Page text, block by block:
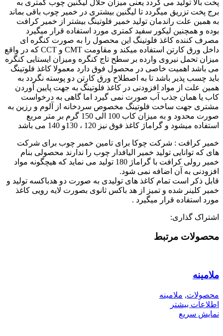
پخت بالا تولید می گردد یعنی میزان حلال لیگنین چوب کمتری به
برج پخت تزریق میگردد تا لیگنین بیشتری در خمیر چوب باقی بماند
به همین علت راندمان تولید خمیر فلوتینگ بیشتر از خمیر کرافت
بوده و همچنین لیکور سفید کمتری مورد استفاده قرار میگیرد
مصرف کننده کاغذ فلوتینگ این محصول را به صورت کنگره ای
داخل ورق کارتن استفاده میکند و مقاومت CMT و CCT که در واقع
میزان تحمل نیروی وارده بر سطح تاج کنگره ومیزان ایستایی کنگره
می باشد اهمیت خاصی در محصول فوق دارد معمولا کاغذ فلوتینگ
باید چسب پذیر باشد تا به اصطلاح ورق کارتن دو پوسته نگردد به
همین علت از مواد افزودنی در کاغذ فلوتینگ به جهت پایین آوردن
کاب یا همان جذب آب صورت نمی گیرد اما گاهی به درخواست
مشتری جهت ساخت فلوتینگ مخصوص سردخانه از آلوم و رزین به
صورت محدود و به میزان کاب 100 الی 150 گرم بر متر مربع
استفاده میشود و گراماژ کاغذ فوق نیز 120 ، 130و 140 می باشد
خمیر کرافت : شرکت چوکا برای تامین خمیر چوب برای شرکت
های که توانایی تولید خمیر الیافدار چوب را ندارند محصولی بنام
خمیر رولی کرافت با گراماژ 180 تولید می نماید که هیچگونه مواد
افزودنی به آن اضافه نمی شود.
قابل ذکر است تمام کاغذ های تولیدی به صورت دو هدباکسه تولید و
خمیر کلینر شده و تمیز از هد باکس ثانوی بصورت لایه رویی کاغذ
مورد استفاده قرار میگیرد .
اشتراک گذاری:
محصولات مرتبط
ملامینه
محصولات, ملامینه
اطلاعات بیشتر
نمایش سریع